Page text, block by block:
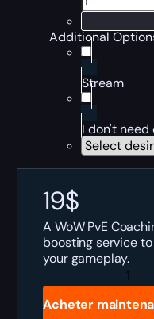
Additional
Stream
I don't need
19$
A WoW PvE
boosting service
your gameplay.
WoW
PvE
Acheter